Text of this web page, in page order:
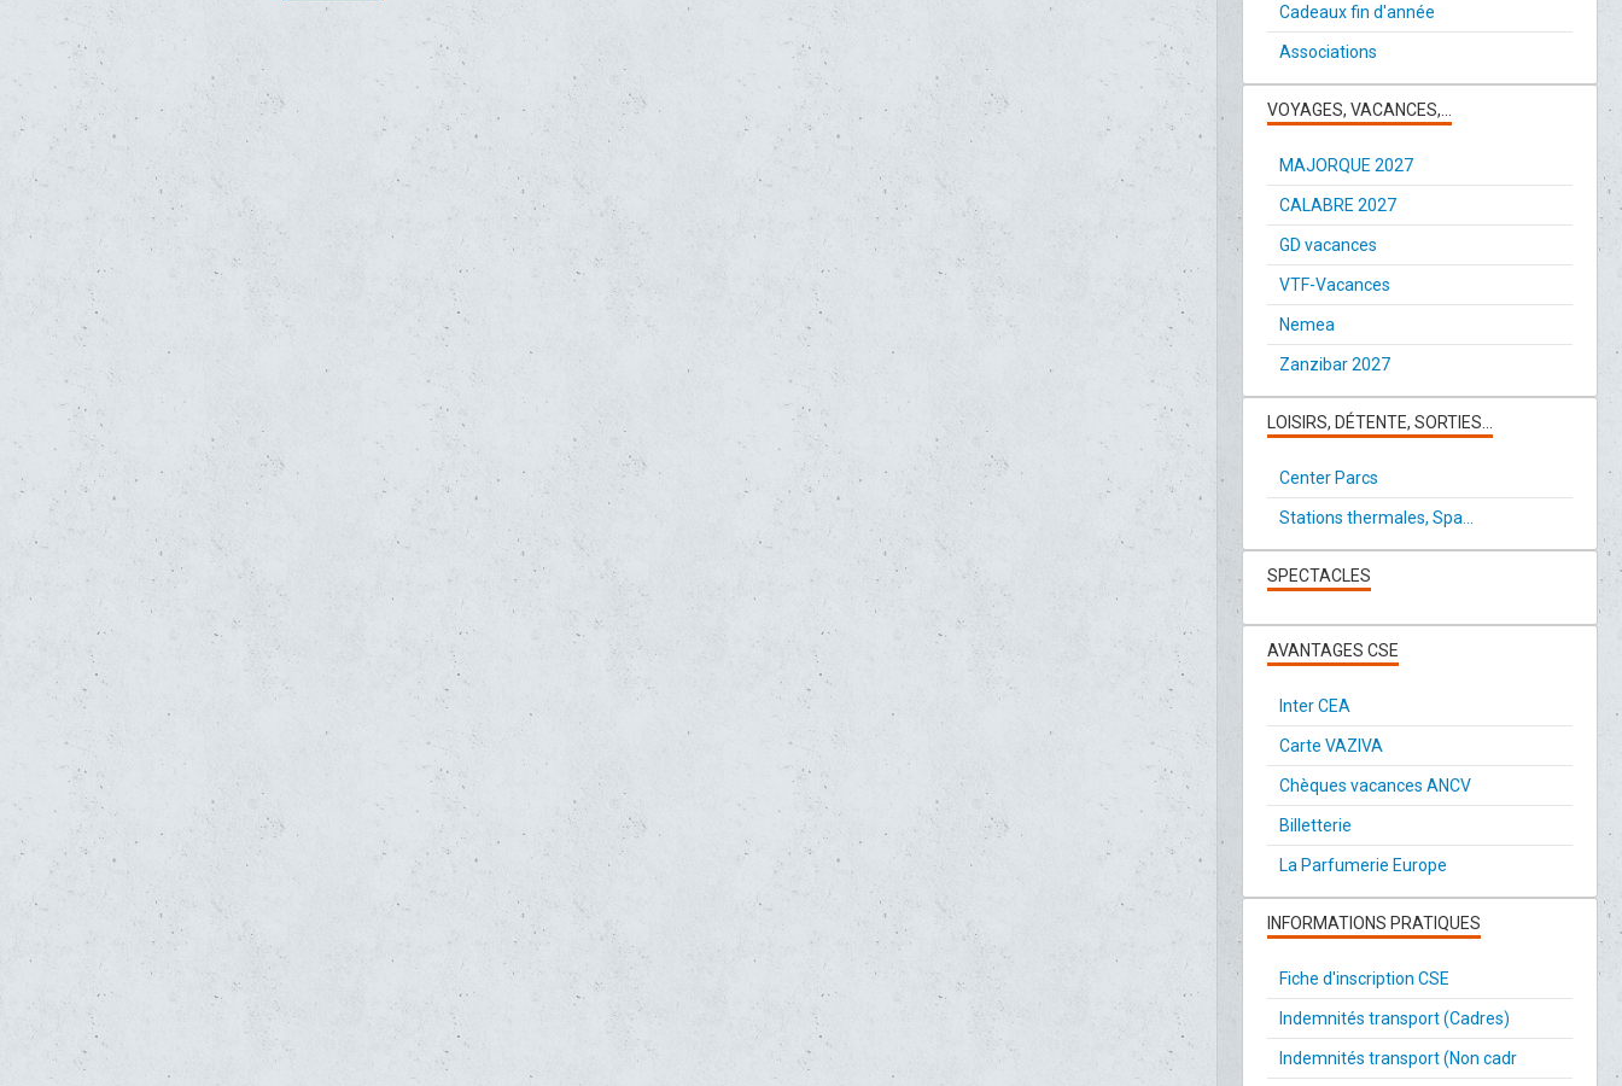
Cadeaux fin d'année
Associations
VOYAGES, VACANCES,...
MAJORQUE 2027
CALABRE 2027
GD vacances
VTF-Vacances
Nemea
Zanzibar 2027
LOISIRS, DÉTENTE, SORTIES...
Center Parcs
Stations thermales, Spa...
SPECTACLES
AVANTAGES CSE
Inter CEA
Carte VAZIVA
Chèques vacances ANCV
Billetterie
La Parfumerie Europe
INFORMATIONS PRATIQUES
Fiche d'inscription CSE
Indemnités transport (Cadres)
Indemnités transport (Non cadr